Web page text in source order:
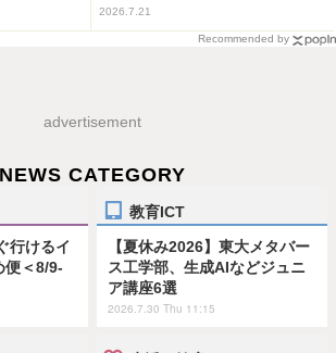
2026.7.21
Recommended by
advertisement
NEWS CATEGORY
行けるイ
便＜8/9-
教育ICT
【夏休み2026】東大メタバー
ス工学部、生成AIなどジュニ
ア講座6選
2026.7.30 Thu 11:15